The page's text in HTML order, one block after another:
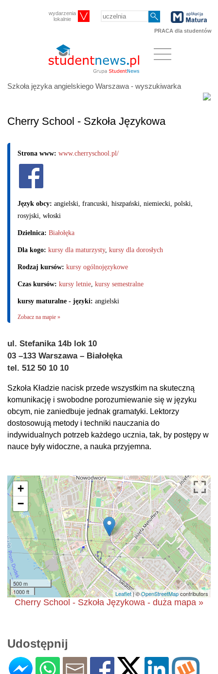
wydarzenia
lokalnie
PRACA dla studentów
Szkoła języka angielskiego Warszawa - wyszukiwarka
Cherry School - Szkoła Językowa
Strona www: www.cherryschool.pl/
Język obcy: angielski, francuski, hiszpański, niemiecki, polski,
rosyjski, włoski
Dzielnica: Białołęka
Dla kogo: kursy dla maturzysty, kursy dla dorosłych
Rodzaj kursów: kursy ogólnojęzykowe
Czas kursów: kursy letnie kursy semestralne
kursy maturalne - języki: angielski
Zobacz na mapie »
ul. Stefanika 14b lok 10
03 –133 Warszawa – Białołęka
tel. 512 50 10 10
Szkoła Kładzie nacisk przede wszystkim na skuteczną
komunikację i swobodne porozumiewanie się w języku
obcym, nie zaniedbuje jednak gramatyki. Lektorzy
dostosowują metody i techniki nauczania do
indywidualnych potrzeb każdego ucznia, tak, by postępy w
nauce były widoczne, a nauka przyjemna.
+
−
500 m
1000 ft
Leaflet| ©OpenStreetMapcontributors
Cherry School - Szkoła Językowa - duża mapa »
Udostępnij